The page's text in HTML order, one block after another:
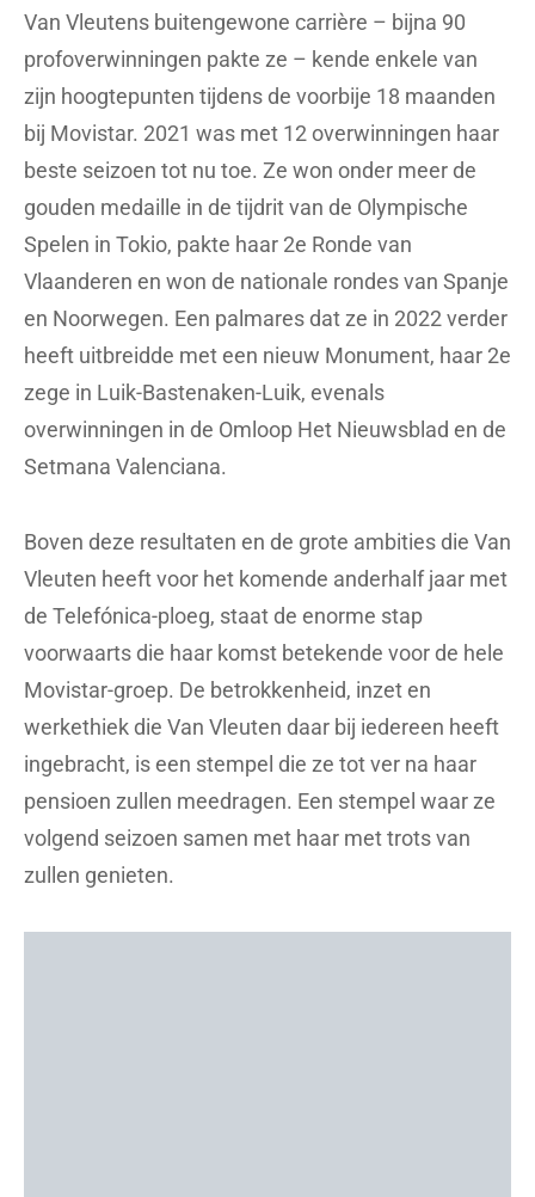
Van Vleutens buitengewone carrière – bijna 90
profoverwinningen pakte ze – kende enkele van
zijn hoogtepunten tijdens de voorbije 18 maanden
bij Movistar. 2021 was met 12 overwinningen haar
beste seizoen tot nu toe. Ze won onder meer de
gouden medaille in de tijdrit van de Olympische
Spelen in Tokio, pakte haar 2e Ronde van
Vlaanderen en won de nationale rondes van Spanje
en Noorwegen. Een palmares dat ze in 2022 verder
heeft uitbreidde met een nieuw Monument, haar 2e
zege in Luik-Bastenaken-Luik, evenals
overwinningen in de Omloop Het Nieuwsblad en de
Setmana Valenciana.
Boven deze resultaten en de grote ambities die Van
Vleuten heeft voor het komende anderhalf jaar met
de Telefónica-ploeg, staat de enorme stap
voorwaarts die haar komst betekende voor de hele
Movistar-groep. De betrokkenheid, inzet en
werkethiek die Van Vleuten daar bij iedereen heeft
ingebracht, is een stempel die ze tot ver na haar
pensioen zullen meedragen. Een stempel waar ze
volgend seizoen samen met haar met trots van
zullen genieten.